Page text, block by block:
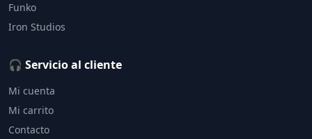
Funko
Iron Studios
🎧 Servicio al cliente
Mi cuenta
Mi carrito
Contacto